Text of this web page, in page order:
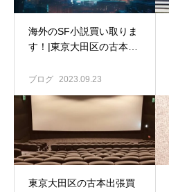
海外のSF小説買い取りま
す！|東京大田区の古本出
堂
ブログ 2023.09.23
東京大田区の古本出張買